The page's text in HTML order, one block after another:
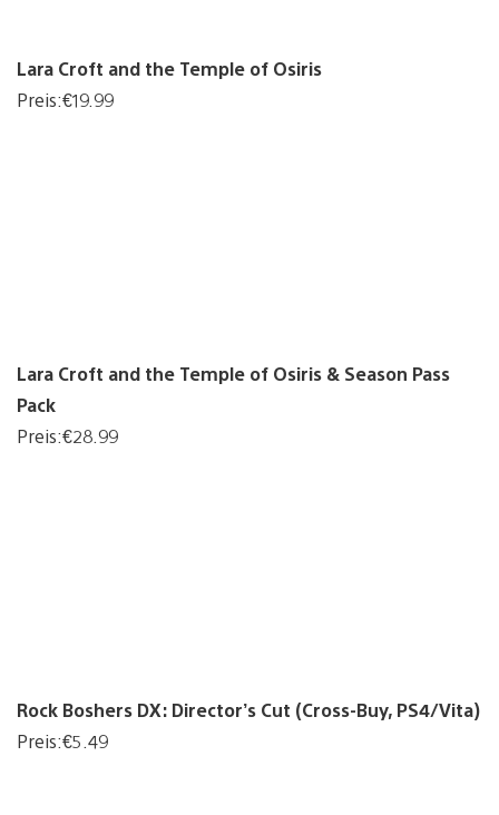
Lara Croft and the Temple of Osiris
Preis:€19.99
Lara Croft and the Temple of Osiris & Season Pass
Pack
Preis:€28.99
Rock Boshers DX: Director’s Cut (Cross-Buy, PS4/Vita)
Preis:€5.49